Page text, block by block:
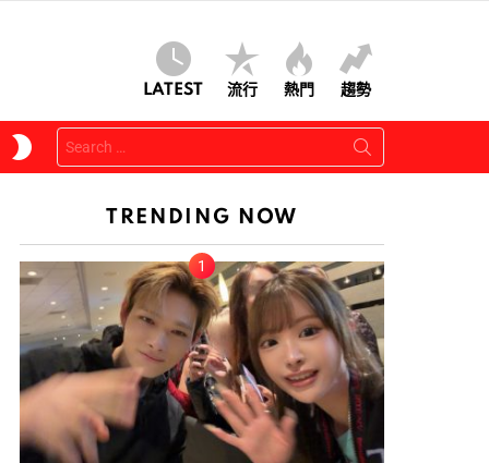
LATEST 流行 熱門 趨勢
SKIN
Search
for:
TRENDING NOW